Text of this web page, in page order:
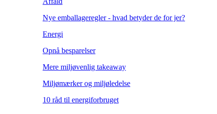
Nye emballageregler - hvad betyder de for jer?
Energi
Opnå besparelser
Mere miljøvenlig takeaway
Miljømærker og miljøledelse
10 råd til energiforbruget